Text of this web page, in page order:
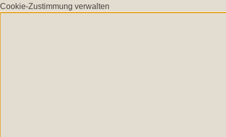
Cookie-Zustimmung verwalten